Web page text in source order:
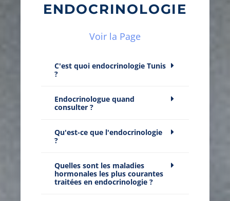
ENDOCRINOLOGIE
Voir la Page
C'est quoi endocrinologie Tunis
?
Endocrinologue quand
consulter ?
Qu'est-ce que l'endocrinologie
?
Quelles sont les maladies
hormonales les plus courantes
traitées en endocrinologie ?